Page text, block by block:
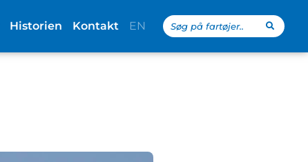
Historien Kontakt EN
Search
...